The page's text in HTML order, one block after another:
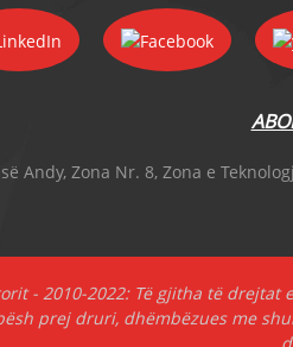
Andy, Zona Nr. 8, Zona e
- 2010-2022: Të gjitha të drejtat
prej druri, dhëmbëzues me